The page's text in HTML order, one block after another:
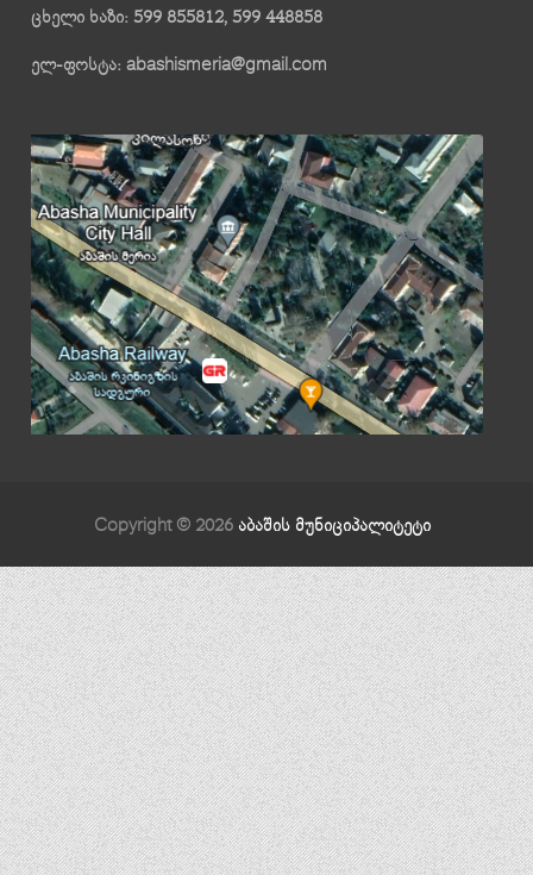
ცხელი ხაზი: 599 855812, 599 448858
ელ-ფოსტა: abashismeria@gmail.com
Copyright © 2026 აბაშის მუნიციპალიტეტი